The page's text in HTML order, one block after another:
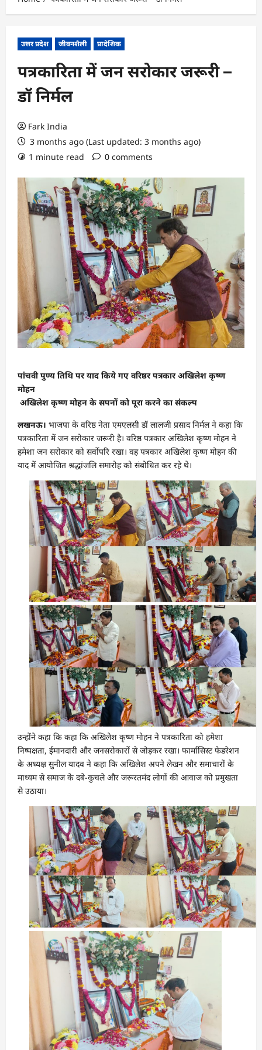
उत्तर प्रदेश जीवनशैली प्रादेशिक
पत्रकारिता में जन सरोकार जरूरी –
डॉ निर्मल
Fark India
3 months ago (Last updated: 3 months ago)
1 minute read
0 comments
पांचवी पुण्य तिथि पर याद किये गए वरिष्ठर पत्रकार अखिलेश कृष्ण
मोहन
अखिलेश कृष्ण मोहन के सपनों को पूरा करने का संकल्प
लखनऊ। भाजपा के वरिष्ठ नेता एमएलसी डॉ लालजी प्रसाद निर्मल ने कहा कि
पत्रकारिता में जन सरोकार जरूरी है। वरिष्ठ पत्रकार अखिलेश कृष्ण मोहन ने
हमेशा जन सरोकार को सर्वोपरि रखा। वह पत्रकार अखिलेश कृष्ण मोहन की
याद में आयोजित श्रद्धांजलि समारोह को संबोधित कर रहे थे।
उन्होंने कहा कि कहा कि अखिलेश कृष्ण मोहन ने पत्रकारिता को हमेशा
निष्पक्षता, ईमानदारी और जनसरोकारों से जोड़कर रखा। फार्मासिस्ट फेडरेशन
के अध्यक्ष सुनील यादव ने कहा कि अखिलेश अपने लेखन और समाचारों के
माध्यम से समाज के दबे-कुचले और जरूरतमंद लोगों की आवाज को प्रमुखता
से उठाया।